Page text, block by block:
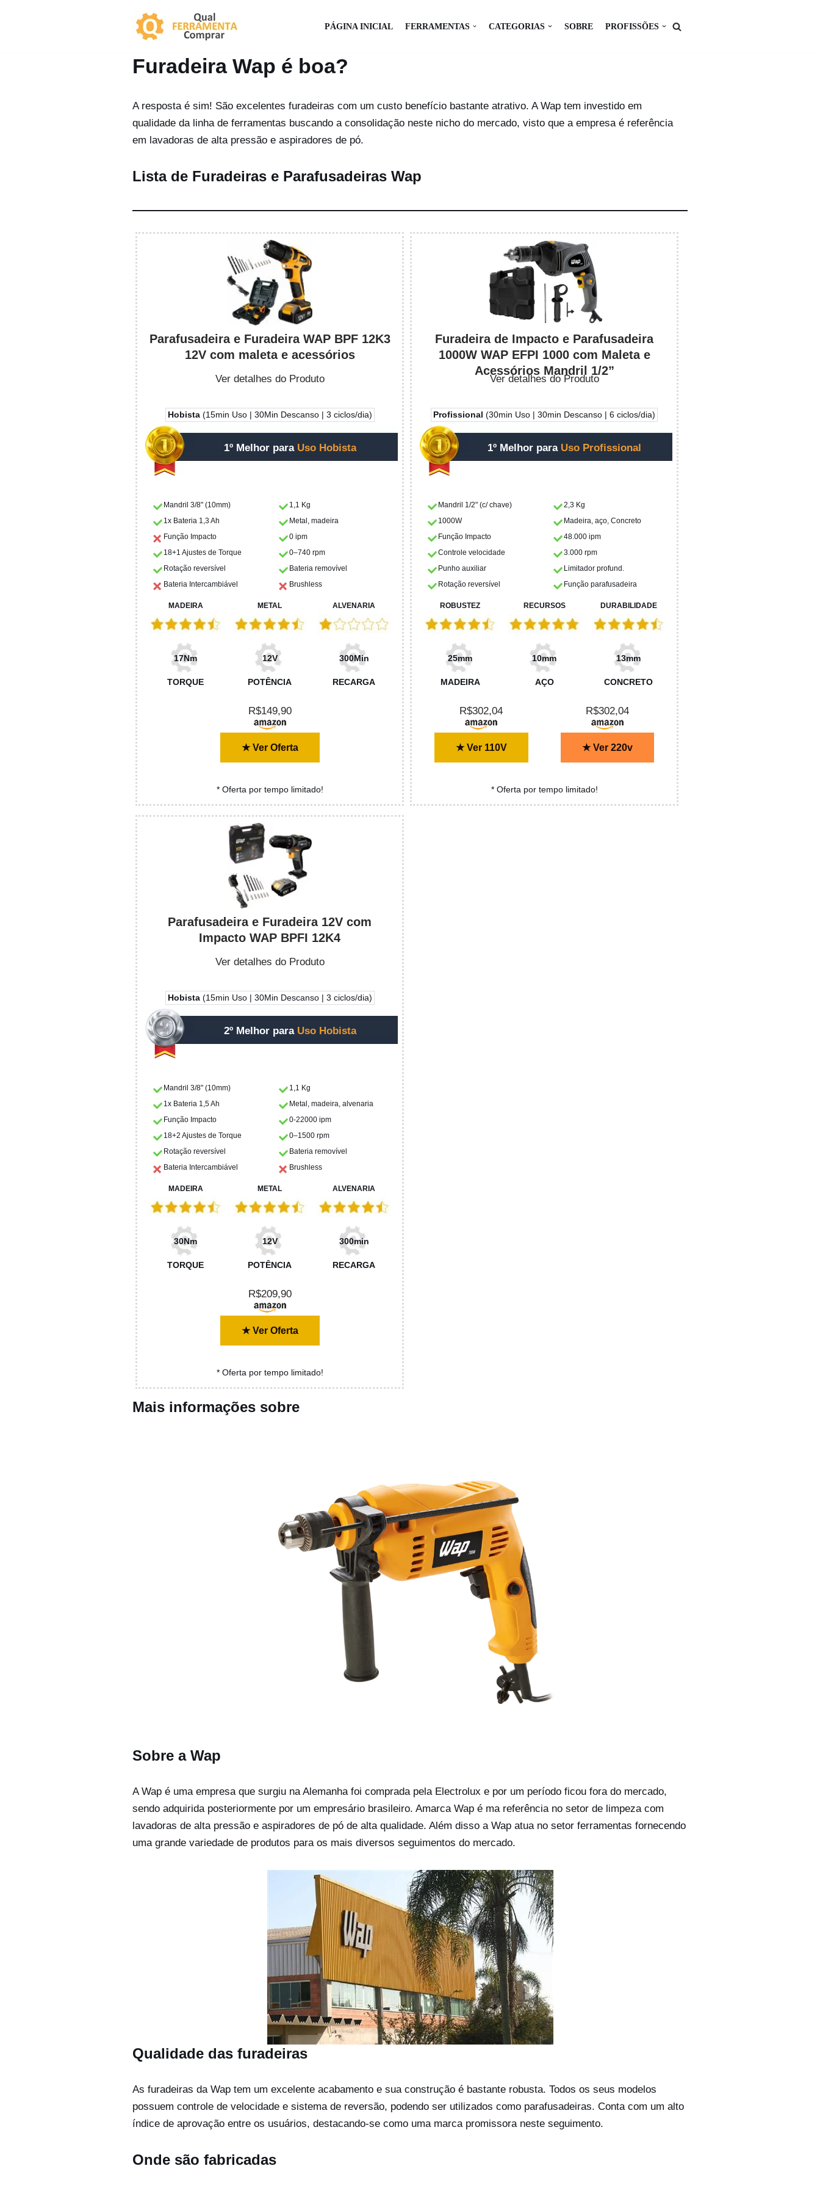
PÁGINA INICIAL FERRAMENTAS CATEGORIAS SOBRE PROFISSÕES
Furadeira Wap é boa?
A resposta é sim! São excelentes furadeiras com um custo benefício bastante atrativo. A Wap tem investido em
qualidade da linha de ferramentas buscando a consolidação neste nicho do mercado, visto que a empresa é referência
em lavadoras de alta pressão e aspiradores de pó.
Lista de Furadeiras e Parafusadeiras Wap
Parafusadeira e Furadeira WAP BPF 12K3
12V com maleta e acessórios
Ver detalhes do Produto
Hobista(15min Uso | 30Min Descanso | 3 ciclos/dia)
1º Melhor para Uso Hobista
Mandril 3/8" (10mm)
1,1 Kg
1x Bateria 1,3 Ah
Metal, madeira
Função Impacto
0 ipm
18+1 Ajustes de Torque
0–740 rpm
Rotação reversível
Bateria removível
Bateria Intercambiável
Brushless
MADEIRA METAL ALVENARIA
17Nm
TORQUE
12V
POTÊNCIA
300Min
RECARGA
R$149,90
★ Ver Oferta
* Oferta por tempo limitado!
Parafusadeira e Furadeira 12V com
Impacto WAP BPFI 12K4
Ver detalhes do Produto
Hobista(15min Uso | 30Min Descanso | 3 ciclos/dia)
2º Melhor para Uso Hobista
Mandril 3/8" (10mm)
1,1 Kg
1x Bateria 1,5 Ah
Metal, madeira, alvenaria
Função Impacto
0-22000 ipm
18+2 Ajustes de Torque
0–1500 rpm
Rotação reversível
Bateria removível
Bateria Intercambiável
Brushless
MADEIRA METAL ALVENARIA
30Nm
TORQUE
12V
POTÊNCIA
300min
RECARGA
R$209,90
★ Ver Oferta
* Oferta por tempo limitado!
Furadeira de Impacto e Parafusadeira
1000W WAP EFPI 1000 com Maleta e
Acessórios Mandril 1/2”
Ver detalhes do Produto
Profissional (30min Uso | 30min Descanso | 6 ciclos/dia)
1º Melhor para Uso Profissional
Mandril 1/2" (c/ chave)
2,3 Kg
1000W
Madeira, aço, Concreto
Função Impacto
48.000 ipm
Controle velocidade
3.000 rpm
Punho auxiliar
Limitador profund.
Rotação reversível
Função parafusadeira
ROBUSTEZ RECURSOS DURABILIDADE
25mm
MADEIRA
10mm
AÇO
13mm
CONCRETO
R$302,04
★ Ver 110V
R$302,04
★ Ver 220v
* Oferta por tempo limitado!
Mais informações sobre
Sobre a Wap
A Wap é uma empresa que surgiu na Alemanha foi comprada pela Electrolux e por um período ficou fora do mercado,
sendo adquirida posteriormente por um empresário brasileiro. Amarca Wap é ma referência no setor de limpeza com
lavadoras de alta pressão e aspiradores de pó de alta qualidade. Além disso a Wap atua no setor ferramentas fornecendo
uma grande variedade de produtos para os mais diversos seguimentos do mercado.
Qualidade das furadeiras
As furadeiras da Wap tem um excelente acabamento e sua construção é bastante robusta. Todos os seus modelos
possuem controle de velocidade e sistema de reversão, podendo ser utilizados como parafusadeiras. Conta com um alto
índice de aprovação entre os usuários, destacando-se como uma marca promissora neste seguimento.
Onde são fabricadas